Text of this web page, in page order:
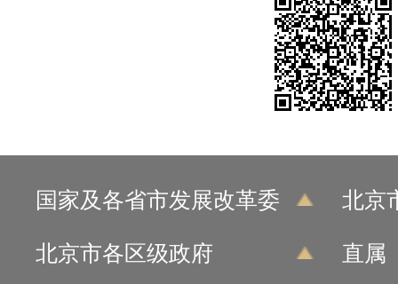
国家及各省市发展改革委 北京
北京市各区级政府 直属